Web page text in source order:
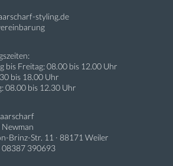
styling.de
bis Freitag: 08.00 bis 12.00 Uhr
bis 18.00 Uhr
08.00 bis 12.30 Uhr
Brinz-Str. 11 ∙ 88171 Weiler
08387 390693